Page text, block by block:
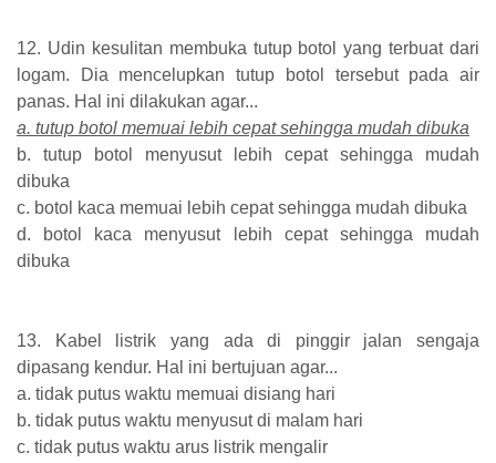
12. Udin kesulitan membuka tutup botol yang terbuat dari
logam. Dia mencelupkan tutup botol tersebut pada air
panas. Hal ini dilakukan agar...
a. tutup botol memuai lebih cepat sehingga mudah dibuka
b. tutup botol menyusut lebih cepat sehingga mudah
dibuka
c. botol kaca memuai lebih cepat sehingga mudah dibuka
d. botol kaca menyusut lebih cepat sehingga mudah
dibuka
13. Kabel listrik yang ada di pinggir jalan sengaja
dipasang kendur. Hal ini bertujuan agar...
a. tidak putus waktu memuai disiang hari
b. tidak putus waktu menyusut di malam hari
c. tidak putus waktu arus listrik mengalir